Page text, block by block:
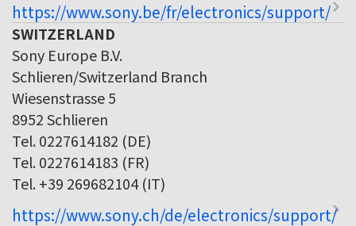
https://www.sony.be/fr/electronics/support/
SWITZERLAND
Sony Europe B.V.
Schlieren/Switzerland Branch
Wiesenstrasse 5
8952 Schlieren
Tel. 0227614182 (DE)
Tel. 0227614183 (FR)
Tel. +39 269682104 (IT)
https://www.sony.ch/de/electronics/support/